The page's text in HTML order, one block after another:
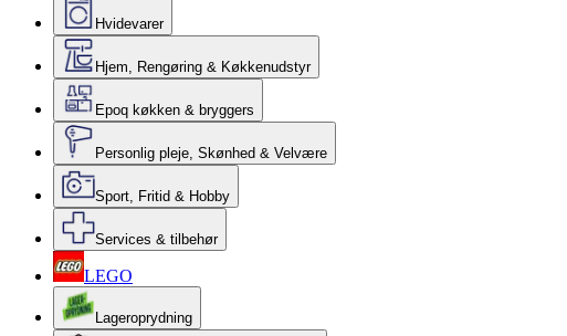
Hvidevarer
Hjem, Rengøring & Køkkenudstyr
Epoq køkken & bryggers
Personlig pleje, Skønhed & Velvære
Sport, Fritid & Hobby
Services & tilbehør
LEGO
Lageroprydning